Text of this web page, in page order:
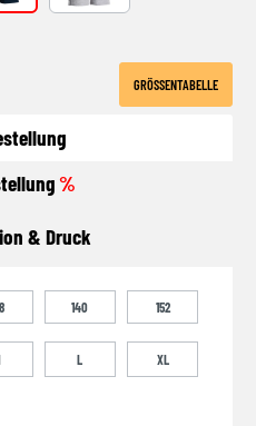
GRÖSSENTABELLE
%
& Druck
140 152
L XL